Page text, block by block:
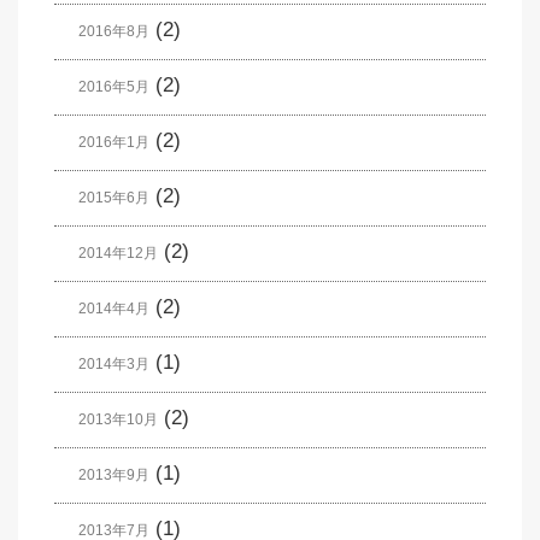
2016年8月 (2)
2016年5月 (2)
2016年1月 (2)
2015年6月 (2)
2014年12月 (2)
2014年4月 (2)
2014年3月 (1)
2013年10月 (2)
2013年9月 (1)
2013年7月 (1)